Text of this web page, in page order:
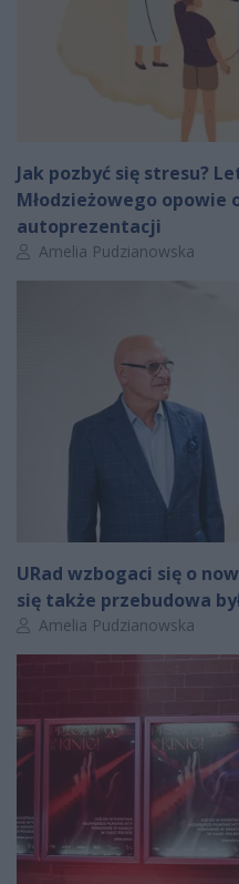
Jak pozbyć się stresu?
Młodzieżowego opowie
autoprezentacji
Autor artykułu:
Amelia Pudzianowska
URad wzbogaci się o
się także przebudowa
Autor artykułu:
Amelia Pudzianowska